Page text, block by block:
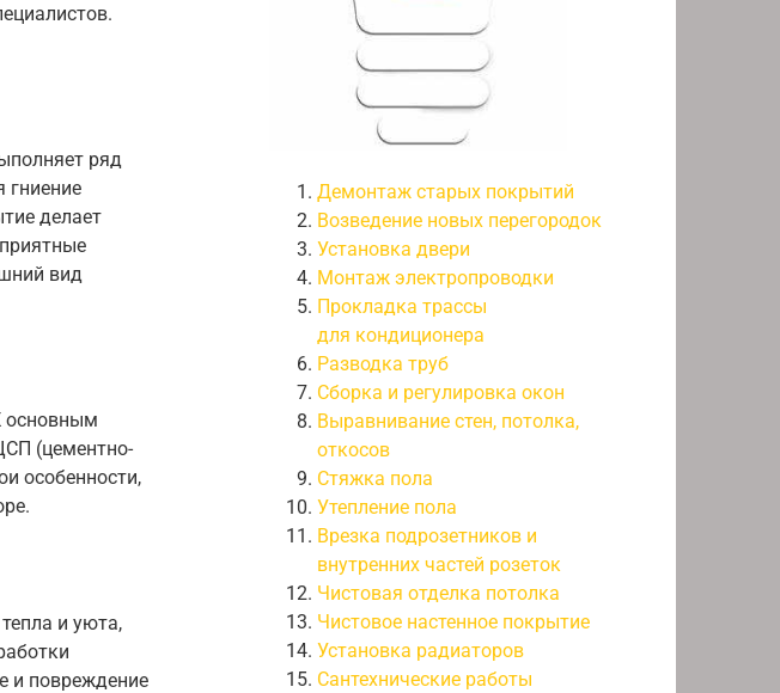
ряд
гниение
делает
вид
основным
(цементно-
особенности,
и уюта,
и повреждение
Демонтаж старых покрытий
Возведение новых перегородок
Установка двери
Монтаж электропроводки
Прокладка трассы
для кондиционера
Разводка труб
Сборка и регулировка окон
Выравнивание стен, потолка,
откосов
Стяжка пола
Утепление пола
Врезка подрозетников и
внутренних частей розеток
Чистовая отделка потолка
Чистовое настенное покрытие
Установка радиаторов
Сантехнические работы